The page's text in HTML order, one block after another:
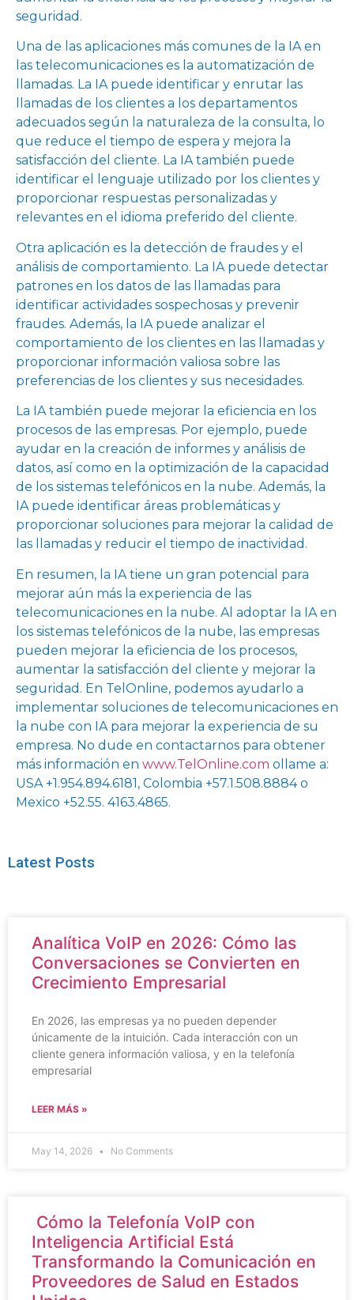
seguridad.
Una de las aplicaciones más comunes de la IA en
las telecomunicaciones es la automatización de
llamadas. La IA puede identificar y enrutar las
llamadas de los clientes a los departamentos
adecuados según la naturaleza de la consulta, lo
que reduce el tiempo de espera y mejora la
satisfacción del cliente. La IA también puede
identificar el lenguaje utilizado por los clientes y
proporcionar respuestas personalizadas y
relevantes en el idioma preferido del cliente.
Otra aplicación es la detección de fraudes y el
análisis de comportamiento. La IA puede detectar
patrones en los datos de las llamadas para
identificar actividades sospechosas y prevenir
fraudes. Además, la IA puede analizar el
comportamiento de los clientes en las llamadas y
proporcionar información valiosa sobre las
preferencias de los clientes y sus necesidades.
La IA también puede mejorar la eficiencia en los
procesos de las empresas. Por ejemplo, puede
ayudar en la creación de informes y análisis de
datos, así como en la optimización de la capacidad
de los sistemas telefónicos en la nube. Además, la
IA puede identificar áreas problemáticas y
proporcionar soluciones para mejorar la calidad de
las llamadas y reducir el tiempo de inactividad.
En resumen, la IA tiene un gran potencial para
mejorar aún más la experiencia de las
telecomunicaciones en la nube. Al adoptar la IA en
los sistemas telefónicos de la nube, las empresas
pueden mejorar la eficiencia de los procesos,
aumentar la satisfacción del cliente y mejorar la
seguridad. En TelOnline, podemos ayudarlo a
implementar soluciones de telecomunicaciones en
la nube con IA para mejorar la experiencia de su
empresa. No dude en contactarnos para obtener
más información en www.TelOnline.com ollame a:
USA +1.954.894.6181, Colombia +57.1.508.8884 o
Mexico +52.55. 4163.4865.
Latest Posts
Analítica VoIP en 2026: Cómo las
Conversaciones se Convierten en
Crecimiento Empresarial
En 2026, las empresas ya no pueden depender
únicamente de la intuición. Cada interacción con un
cliente genera información valiosa, y en la telefonía
empresarial
LEER MÁS »
May 14, 2026 No Comments
Cómo la Telefonía VoIP con
Inteligencia Artificial Está
Transformando la Comunicación en
Proveedores de Salud en Estados